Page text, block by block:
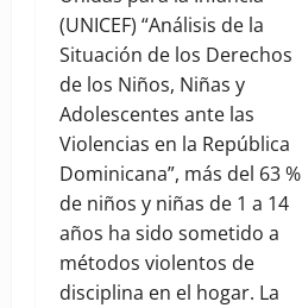
(UNICEF) “Análisis de la
Situación de los Derechos
de los Niños, Niñas y
Adolescentes ante las
Violencias en la República
Dominicana”, más del 63 %
de niños y niñas de 1 a 14
años ha sido sometido a
métodos violentos de
disciplina en el hogar. La